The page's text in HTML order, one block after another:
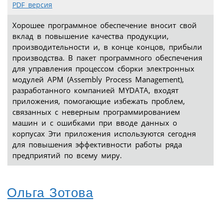
PDF версия
Хорошее программное обеспечение вносит свой
вклад в повышение качества продукции,
производительности и, в конце концов, прибыли
производства. В пакет программного обеспечения
для управления процессом сборки электронных
модулей АРМ (Assembly Process Management),
разработанного компанией MYDATA, входят
приложения, помогающие избежать проблем,
связанных с неверным программированием
машин и с ошибками при вводе данных о
корпусах Эти приложения используются сегодня
для повышения эффективности работы ряда
предприятий по всему миру.
Ольга Зотова